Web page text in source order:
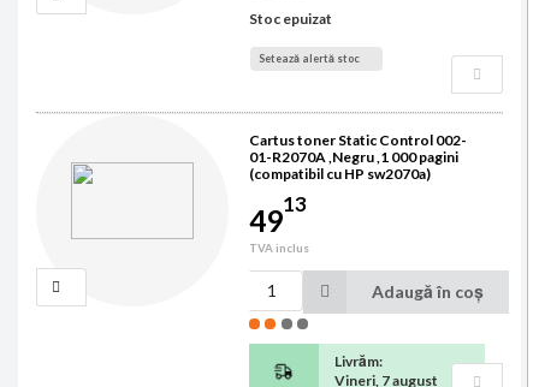
Stoc epuizat
Setează alertă stoc
Cartus toner Static Control 002-
01-R2070A ,Negru ,1 000 pagini
(compatibil cu HP sw2070a)
4913
TVA inclus
Adaugă în coș
Livrăm:
Vineri, 7 august